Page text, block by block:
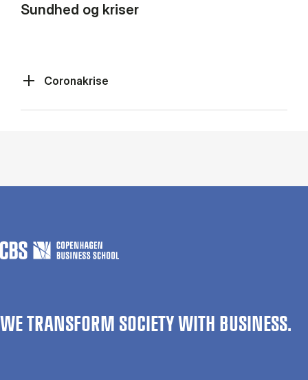
Sundhed og kriser
Coronakrise
WE TRANSFORM SOCIETY WITH BUSINESS.